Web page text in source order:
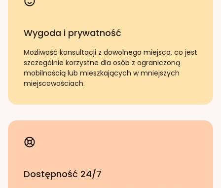
Wygoda i prywatność
Możliwość konsultacji z dowolnego miejsca, co jest
szczególnie korzystne dla osób z ograniczoną
mobilnością lub mieszkających w mniejszych
miejscowościach.
Dostępność 24/7